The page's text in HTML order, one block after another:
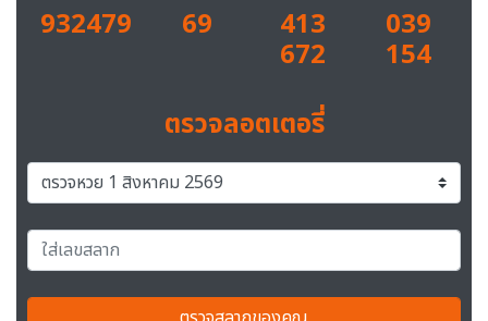
932479 69 413
672
039
154
ตรวจลอตเตอรี่